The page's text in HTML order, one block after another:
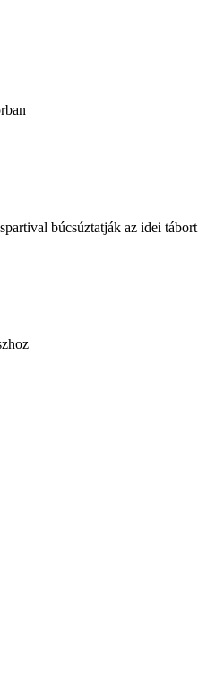
búcsúztatják az idei tábort